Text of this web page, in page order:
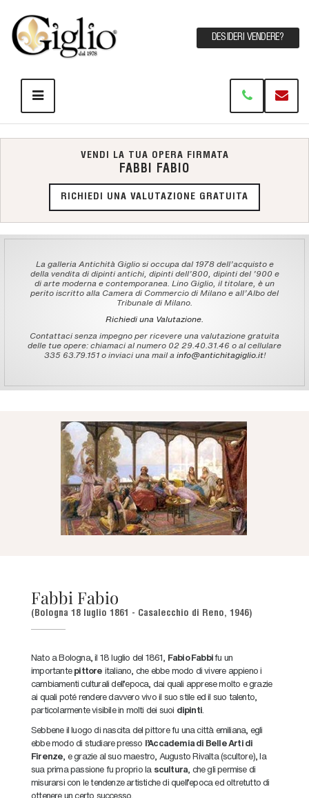
DESIDERI VENDERE?
VENDI LA TUA OPERA FIRMATA
FABBI FABIO
RICHIEDI UNA VALUTAZIONE GRATUITA
La galleria Antichità Giglio si occupa dal 1978 dell'acquisto e
della vendita di dipinti antichi, dipinti dell'800, dipinti del '900 e
di arte moderna e contemporanea. Lino Giglio, il titolare, è un
perito iscritto alla Camera di Commercio di Milano e all'Albo del
Tribunale di Milano.
Richiedi una Valutazione.
Contattaci senza impegno per ricevere una valutazione gratuita
delle tue opere: chiamaci al numero 02 29.40.31.46 o al cellulare
335 63.79.151 o inviaci una mail a info@antichitagiglio.it!
Fabbi Fabio
(Bologna 18 luglio 1861 - Casalecchio di Reno, 1946)
Nato a Bologna, il 18 luglio del 1861, Fabio Fabbifu un
importantepittore italiano, che ebbe modo di vivere appieno i
cambiamenti culturali dell’epoca, dai quali apprese molto e grazie
ai quali poté rendere davvero vivo il suo stile ed il suo talento,
particolarmente visibile in molti dei suoi dipinti
Sebbene il luogo di nascita del pittore fu una città emiliana, egli
ebbe modo di studiare presso l’Accademia di Belle Arti di
Firenze, e grazie al suo maestro, Augusto Rivalta (scultore), la
sua prima passione fu proprio la scultura, che gli permise di
misurarsi con le tendenze artistiche di quell’epoca ed oltretutto di
ottenere un certo successo.